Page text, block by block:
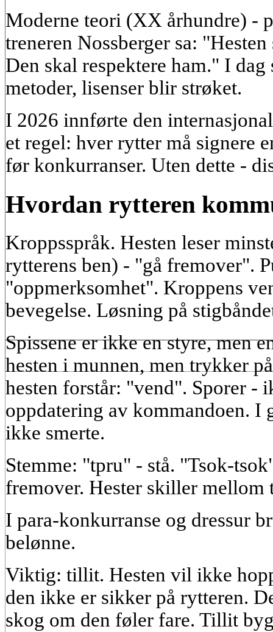
Moderne teori (XX århundre) -
treneren Nossberger sa:
Den skal respektere ham." I
metoder, lisenser blir strøket.
I 2026 innførte den
et regel: hver rytter må signere
før konkurranser. Uten dette -
Hvordan rytteren
Kroppsspråk. Hesten leser
rytterens ben) - "gå fremover".
"oppmerksomhet". Kroppens
bevegelse. Løsning på
Spissene er ikke en styre, men
hesten i munnen, men trykker
hesten forstår: "vend". Sporer -
oppdatering av kommandoen. I
ikke smerte.
Stemme: "tpru" - stå. "Tsok-
fremover. Hester skiller mellom
I para-konkurranse og dressur
belønne.
Viktig: tillit. Hesten vil ikke
den ikke er sikker på rytteren.
skog om den føler fare. Tillit